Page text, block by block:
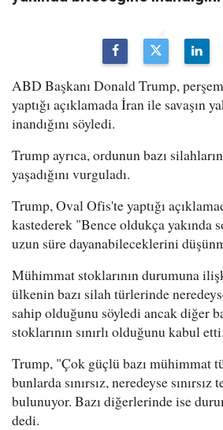
ABD Başkanı Donald Trump,
yaptığı açıklamada İran ile savaşın
inandığını söyledi.
Trump ayrıca, ordunun bazı
yaşadığını vurguladı.
Trump, Oval Ofis'te yaptığı
kastederek "Bence oldukça yakında
uzun süre dayanabileceklerini
Mühimmat stoklarının durumuna
ülkenin bazı silah türlerinde
sahip olduğunu söyledi ancak diğer
stoklarının sınırlı olduğunu kabul etti.
Trump, "Çok güçlü bazı mühimmat
bunlarda sınırsız, neredeyse
bulunuyor. Bazı diğerlerinde ise
dedi.